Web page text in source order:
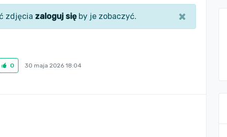
zdjęcia zaloguj sięby je zobaczyć. ×
0 30 maja 2026 18:04